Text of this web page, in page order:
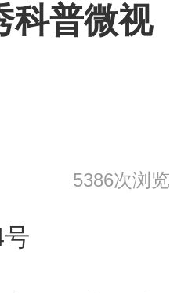
科普微视
5386次浏览